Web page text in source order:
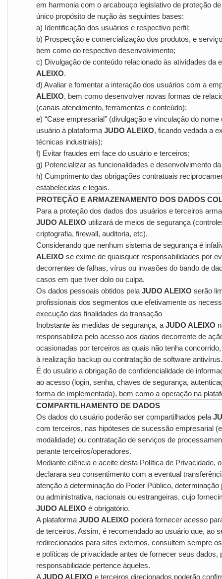
em harmonia com o arcabouço legislativo de proteção
único propósito de nução às seguintes bases:
a) Identificação dos usuários e respectivo perfil;
b) Prospecção e comercialização dos produtos, e
bem como do respectivo desenvolvimento;
c) Divulgação de conteúdo relacionado às atividades da
ALEIXO.
d) Avaliar e fomentar a interação dos usuários com a
ALEIXO, bem como desenvolver novas formas de
(canais atendimento, ferramentas e conteúdo);
e) “Case empresarial” (divulgação e vinculação do nome
usuário à plataforma JUDO ALEIXO, ficando vedada a
técnicas industriais);
f) Evitar fraudes em face do usuário e terceiros;
g) Potencializar as funcionalidades e desenvolvimento
h) Cumprimento das obrigações contratuais
estabelecidas e legais.
PROTEÇÃO E ARMAZENAMENTO DOS DADOS
Para a proteção dos dados dos usuários e terceiros
JUDO ALEIXO utilizará de meios de segurança
criptografia, firewall, auditoria, etc).
Considerando que nenhum sistema de segurança é
ALEIXO se exime de quaisquer responsabilidades por
decorrentes de falhas, vírus ou invasões do bando de
casos em que tiver dolo ou culpa.
Os dados pessoais obtidos pela JUDO ALEIXO serão
profissionais dos segmentos que efetivamente os
execução das finalidades da transação
Inobstante às medidas de segurança, a JUDO ALEIXO
responsabiliza pelo acesso aos dados decorrente de
ocasionadas por terceiros as quais não tenha
à realização backup ou contratação de software antivírus.
É do usuário a obrigação de confidencialidade de
ao acesso (login, senha, chaves de segurança,
forma de implementada), bem como a operação na
COMPARTILHAMENTO DE DADOS
Os dados do usuário poderão ser compartilhados pela
com terceiros, nas hipóteses de sucessão empresarial
modalidade) ou contratação de serviços de
perante terceiros/operadores.
Mediante ciência e aceite desta Política de Privacidade,
declarara seu consentimento com a eventual
atenção à determinação do Poder Público, determinação
ou administrativa, nacionais ou estrangeiras, cujo
JUDO ALEIXO é obrigatório.
A plataforma JUDO ALEIXO poderá fornecer acesso
de terceiros. Assim, é recomendado ao usuário que, ao
redirecionados para sites externos, consultem sempre
e políticas de privacidade antes de fornecer seus dados,
responsabilidade pertence àqueles.
AJUDO ALEIXO e terceiros direcionados poderão